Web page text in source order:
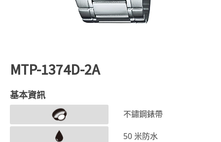
MTP-1374D-2A
基本資訊
不鏽鋼錶帶
50 米防水